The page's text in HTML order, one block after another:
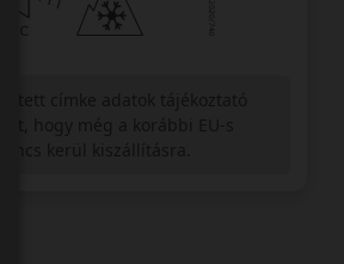
hogy még a korábbi EU-s
kerül kiszállításra.